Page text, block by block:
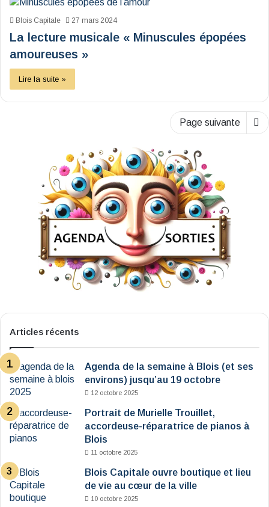
Blois Capitale 27 mars 2024
La lecture musicale « Minuscules épopées
amoureuses »
Lire la suite »
Page suivante
Articles récents
Agenda de la semaine à Blois (et ses
environs) jusqu’au 19 octobre
12 octobre 2025
Portrait de Murielle Trouillet,
accordeuse-réparatrice de pianos à
Blois
11 octobre 2025
Blois Capitale ouvre boutique et lieu
de vie au cœur de la ville
10 octobre 2025